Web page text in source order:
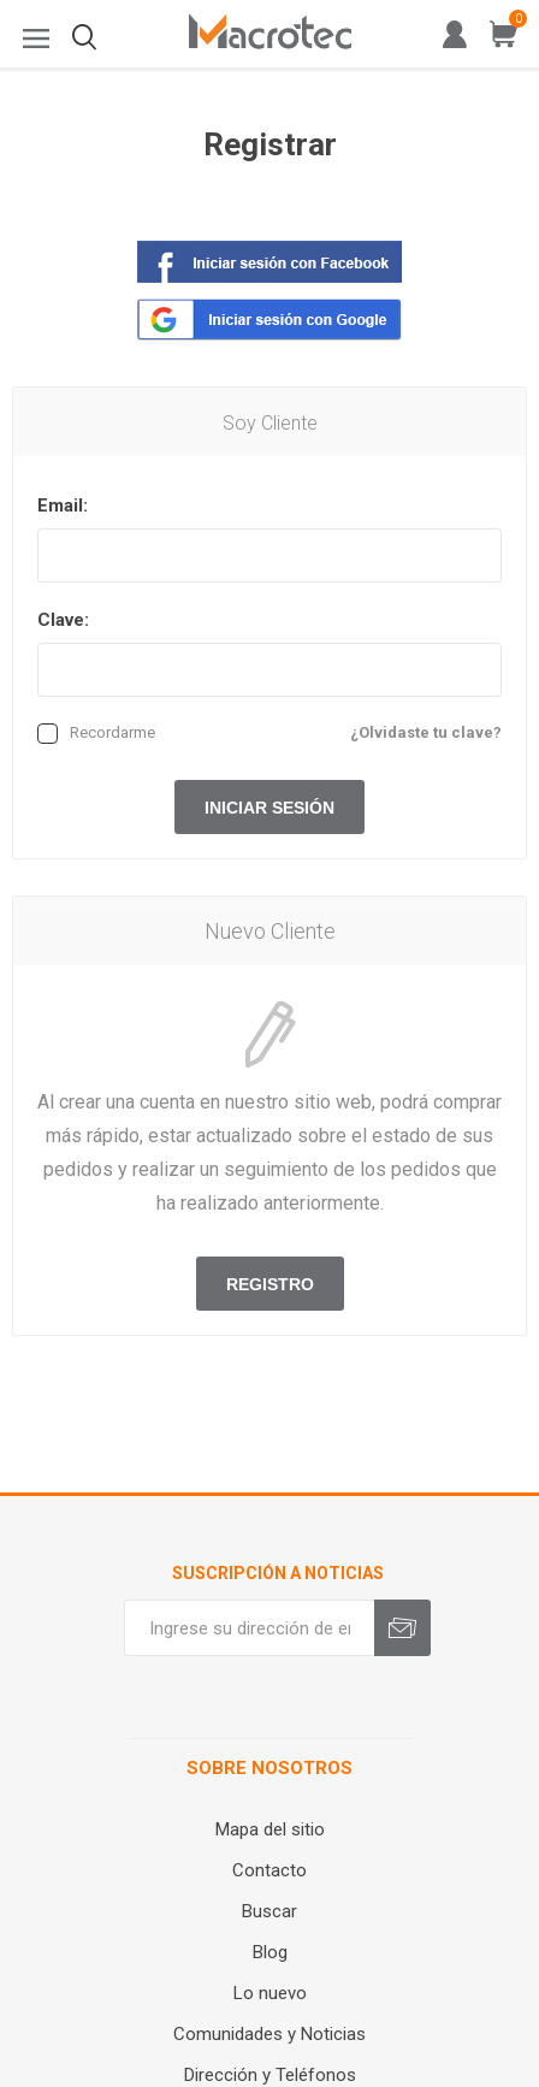
0
Registrar
Soy Cliente
Email:
Clave:
¿Olvidaste tu clave?
Recordarme
Nuevo Cliente
Al crear una cuenta en nuestro sitio web, podrá comprar
más rápido, estar actualizado sobre el estado de sus
pedidos y realizar un seguimiento de los pedidos que
ha realizado anteriormente.
SUSCRIPCIÓN A NOTICIAS
SOBRE NOSOTROS
Mapa del sitio
Contacto
Buscar
Blog
Lo nuevo
Comunidades y Noticias
Dirección y Teléfonos